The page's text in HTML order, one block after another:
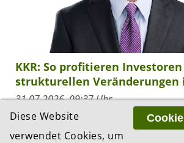
KKR: So profitieren
strukturellen Veränderungen
31.07.2026, 09:37 Uhr
Der US-Private-Markets-Riese KKR
Investment-Chancen in Europa.
Diese Website
verwendet Cookies, um